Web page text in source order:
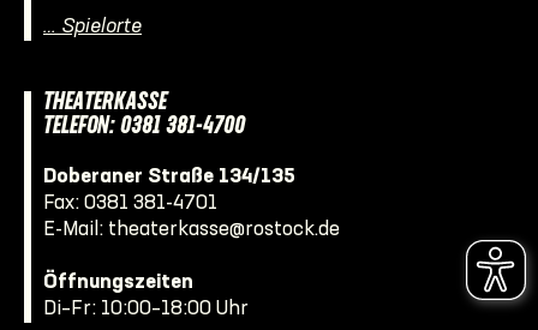
… Spielorte
THEATERKASSE
TELEFON: 0381 381-4700
Doberaner Straße 134/135
Fax: 0381 381-4701
E-Mail: theaterkasse@rostock.de
Öffnungszeiten
Di–Fr: 10:00–18:00 Uhr